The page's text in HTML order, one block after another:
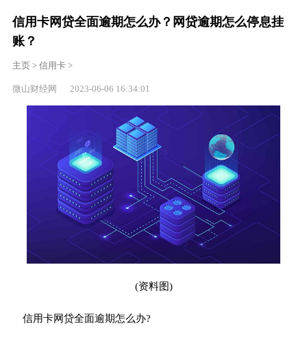
信用卡网贷全面逾期怎么办？网贷逾期怎么停息挂
账？
主页> 信用卡>
微山财经网 2023-06-06 16:34:01
(资料图)
信用卡网贷全面逾期怎么办?